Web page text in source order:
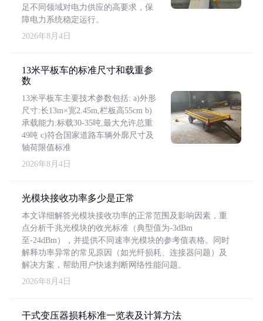
足不同领域对电力供应的高要求，保
障电力系统稳定运行。
2026年8月4日
13米平板车的标准尺寸和载重参
数
13米平板车主要技术参数包括: a)外形
尺寸:长13m×宽2.45m,栏板高55cm b)
承载能力:标载30-35吨,最大允许总重
49吨 c)符合国家道路车辆外廓尺寸及
轴荷限值标准
2026年8月4日
光模块接收功率多少是正常
本文详细解答光模块接收功率的正常范围及影响因素，重
点分析千兆光模块的收光标准（典型值为-3dBm
至-24dBm），并提供不同速率光模块的参考值表格。同时
解释功率异常的常见原因（如光纤损耗、连接器问题）及
解决方案，帮助用户快速判断网络性能问题。
2026年8月4日
干式变压器损耗标准一览表及计算方法